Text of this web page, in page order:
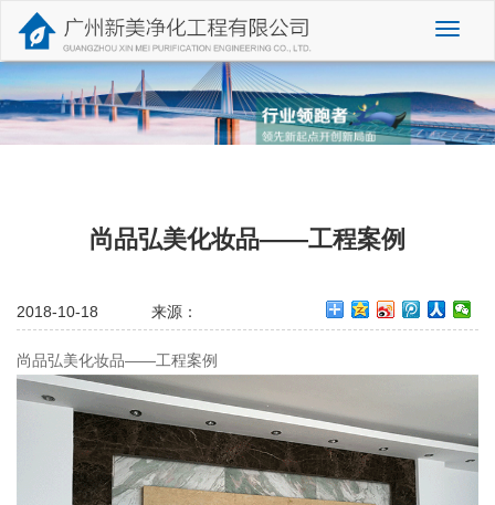
切
导
航
尚品弘美化妆品——工程案例
2018-10-18 来源：
尚品弘美化妆品——工程案例